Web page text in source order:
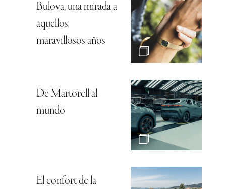
Bulova, una mirada a
aquellos
maravillosos años
De Martorell al
mundo
El confort de la